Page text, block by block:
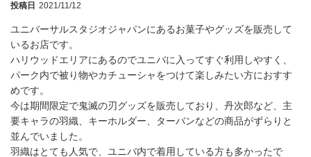
投稿日 2021/11/12
ユニバーサルスタジオジャパンにあるお菓子やグッズを販売して
いるお店です。
ハリウッドエリアにあるのでユニバに入ってすぐ利用しやすく、
パーク内で被り物やカチューシャをつけて楽しみたい方におすす
めです。
今は期間限定で鬼滅の刃グッズを販売しており、丹次郎など、主
要キャラの羽織、キーホルダー、ターバンなどの商品がずらりと
並んでいました。
羽織はとても人気で、ユニバ内で着用している方も多かったで